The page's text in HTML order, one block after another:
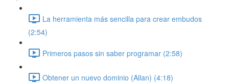
La herramienta más sencilla para crear embudos
(2:54)
Primeros pasos sin saber programar (2:58)
Obtener un nuevo dominio (Allan) (4:18)